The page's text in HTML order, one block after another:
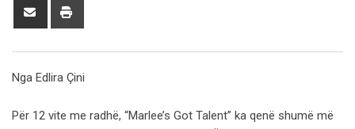
Share
Nga Edlira Çini
Për 12 vite me radhë, “Marlee’s Got Talent” ka qenë shumë më